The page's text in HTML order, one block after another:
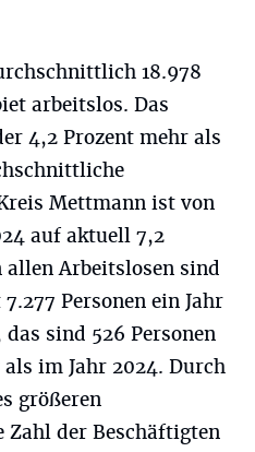
18.978
arbeitslos. Das
4,2 Prozent mehr als
Mettmann ist von
auf aktuell 7,2
allen Arbeitslosen sind
Personen ein Jahr
sind 526 Personen
im Jahr 2024. Durch
größeren
Zahl der Beschäftigten